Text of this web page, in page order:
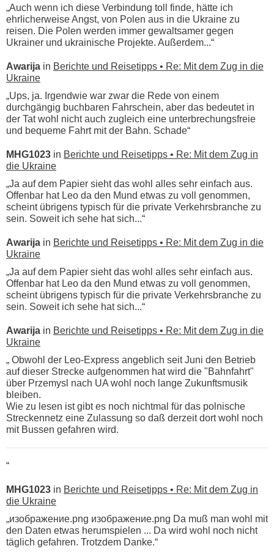
„Auch wenn ich diese Verbindung toll finde, hätte ich
ehrlicherweise Angst, von Polen aus in die Ukraine zu
reisen. Die Polen werden immer gewaltsamer gegen
Ukrainer und ukrainische Projekte. Außerdem...“
Awarija in Berichte und Reisetipps • Re: Mit dem Zug in die
Ukraine
„Ups, ja. Irgendwie war zwar die Rede von einem
durchgängig buchbaren Fahrschein, aber das bedeutet in
der Tat wohl nicht auch zugleich eine unterbrechungsfreie
und bequeme Fahrt mit der Bahn. Schade“
MHG1023 in Berichte und Reisetipps • Re: Mit dem Zug in
die Ukraine
„Ja auf dem Papier sieht das wohl alles sehr einfach aus.
Offenbar hat Leo da den Mund etwas zu voll genommen,
scheint übrigens typisch für die private Verkehrsbranche zu
sein. Soweit ich sehe hat sich...“
Awarija in Berichte und Reisetipps • Re: Mit dem Zug in die
Ukraine
„Ja auf dem Papier sieht das wohl alles sehr einfach aus.
Offenbar hat Leo da den Mund etwas zu voll genommen,
scheint übrigens typisch für die private Verkehrsbranche zu
sein. Soweit ich sehe hat sich...“
Awarija in Berichte und Reisetipps • Re: Mit dem Zug in die
Ukraine
„ Obwohl der Leo-Express angeblich seit Juni den Betrieb
auf dieser Strecke aufgenommen hat wird die "Bahnfahrt"
über Przemysl nach UA wohl noch lange Zukunftsmusik
bleiben.
Wie zu lesen ist gibt es noch nichtmal für das polnische
Streckennetz eine Zulassung so daß derzeit dort wohl noch
mit Bussen gefahren wird.
“
MHG1023 in Berichte und Reisetipps • Re: Mit dem Zug in
die Ukraine
„изображение.png изображение.png Da muß man wohl mit
den Daten etwas herumspielen ... Da wird wohl noch nicht
täglich gefahren. Trotzdem Danke.“